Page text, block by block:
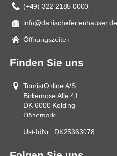
(+49) 322 2185 0000
Mail
info@danischeferienhauser.de
Öffnungszeiten
Finden Sie uns
TouristOnline A/S
Birkemose Alle 41
DK-6000 Kolding
Dänemark
Ust-IdNr.: DK25363078